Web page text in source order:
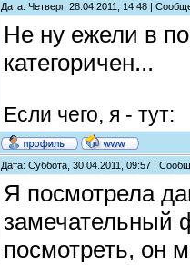
Дата: Четверг, 28.04.2011, 14:48 |
Не ну ежели в
категоричен...
Если чего, я - тут:
Дата: Суббота, 30.04.2011, 09:57 |
Я посмотрела
замечательный
посмотреть, он